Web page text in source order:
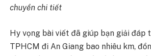
chuyển chi tiết
Hy vọng bài viết đã giúp bạn giải đáp
TPHCM đi An Giang bao nhiêu km,